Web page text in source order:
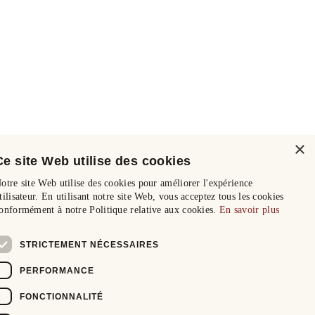
×
site Web utilise des cookies
site Web utilise des cookies pour améliorer l'expérience
En utilisant notre site Web, vous acceptez tous les cookies
à notre Politique relative aux cookies. En savoir plus
STRICTEMENT NÉCESSAIRES
PERFORMANCE
FONCTIONNALITÉ